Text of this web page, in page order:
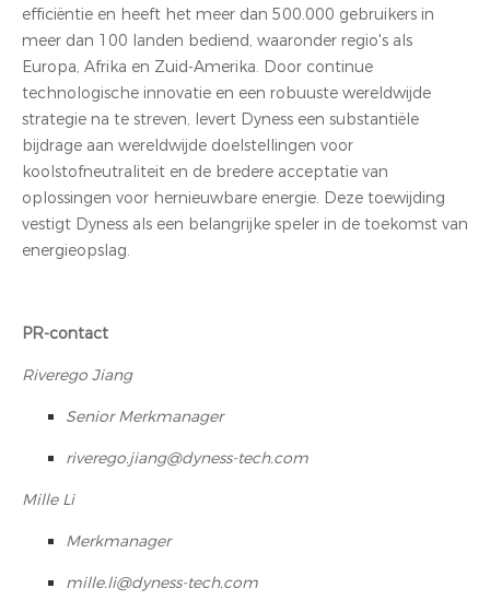
efficiëntie en heeft het meer dan 500.000 gebruikers in
meer dan 100 landen bediend, waaronder regio's als
Europa, Afrika en Zuid-Amerika. Door continue
technologische innovatie en een robuuste wereldwijde
strategie na te streven, levert Dyness een substantiële
bijdrage aan wereldwijde doelstellingen voor
koolstofneutraliteit en de bredere acceptatie van
oplossingen voor hernieuwbare energie. Deze toewijding
vestigt Dyness als een belangrijke speler in de toekomst van
energieopslag.
PR-contact
Riverego Jiang
Senior Merkmanager
riverego.jiang@dyness-tech.com
Mille Li
Merkmanager
mille.li@dyness-tech.com